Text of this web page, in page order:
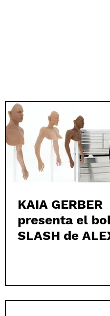
KAIA GERBER
presenta el
SLASH de